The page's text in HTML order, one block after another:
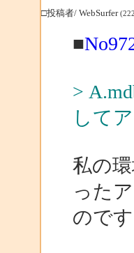
□投稿者/ WebSurfer
■
>
して
私の
った
のです